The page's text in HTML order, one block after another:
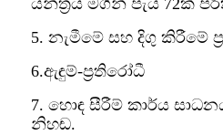
යන්ත්‍රය මගින් පැය 72ක්
5. නැමීමේ සහ දිගු කිරීමේ
6.ඇඳුම්-ප්‍රතිරෝධී
7. හොඳ සීරීම් කාර්ය
නිහඬ.